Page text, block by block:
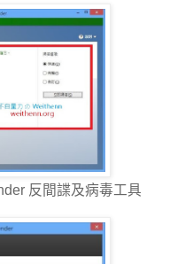
反間諜及病毒工具